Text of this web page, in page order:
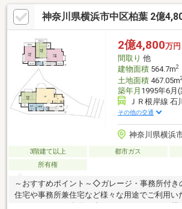
はゆったりとしたお庭スペースが広がります◆
い住まいです◆２階の１０帖にお部屋は主寝室
スペースもたっぷりご用意されています
神奈川県横浜市中区柏葉 2億
2億4,800万円
間取り 他
建物面積564.7m2
土地面積467.05m2
築年月 1995年6月
ＪＲ根岸線
その他の交通
神奈川県横浜
3階建て以上 都市ガス
所有権
～おすすめポイント～◇ガレージ・事務所付
住宅や事務所兼住宅など様々な用途でご利用い